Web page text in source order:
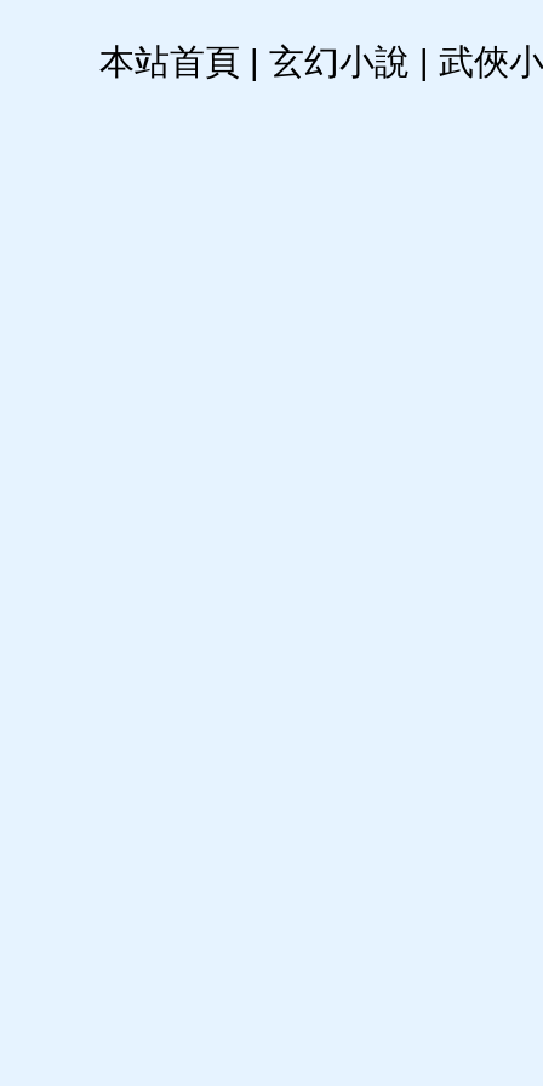
本站首頁 | 玄幻小說 | 武俠